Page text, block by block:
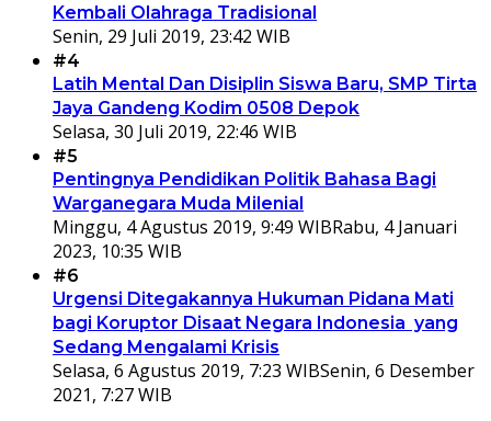
Kembali Olahraga Tradisional
Senin, 29 Juli 2019, 23:42 WIB
#4
Latih Mental Dan Disiplin Siswa Baru, SMP Tirta
Jaya Gandeng Kodim 0508 Depok
Selasa, 30 Juli 2019, 22:46 WIB
#5
Pentingnya Pendidikan Politik Bahasa Bagi
Warganegara Muda Milenial
Minggu, 4 Agustus 2019, 9:49 WIBRabu, 4 Januari
2023, 10:35 WIB
#6
Urgensi Ditegakannya Hukuman Pidana Mati
bagi Koruptor Disaat Negara Indonesia yang
Sedang Mengalami Krisis
Selasa, 6 Agustus 2019, 7:23 WIBSenin, 6 Desember
2021, 7:27 WIB